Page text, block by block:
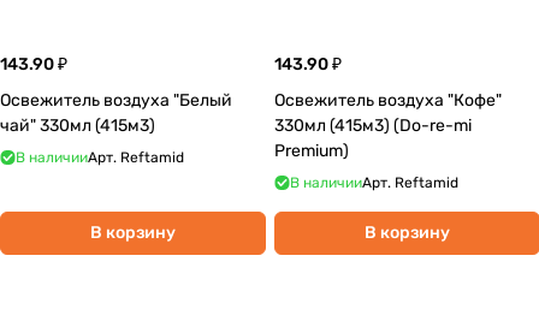
143.90 ₽
Освежитель воздуха "Белый
чай" 330мл (415м3)
В наличииАрт. Reftamid
В корзину
143.90 ₽
Освежитель воздуха "Кофе"
330мл (415м3) (Do-re-mi
Premium)
В наличииАрт. Reftamid
В корзину